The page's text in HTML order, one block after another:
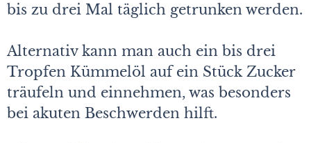
bis zu drei Mal täglich getrunken werden.
Alternativ kann man auch ein bis drei
Tropfen Kümmelöl auf ein Stück Zucker
träufeln und einnehmen, was besonders
bei akuten Beschwerden hilft.